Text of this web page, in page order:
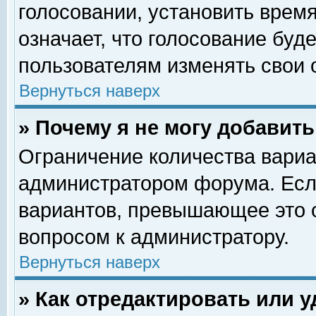
голосовании, установить
означает, что голосование
пользователям изменять свои
Вернуться наверх
» Почему я не могу
Ограничение количества
администратором форума.
вариантов, превышающее это
вопросом к администратору.
Вернуться наверх
» Как отредактировать или